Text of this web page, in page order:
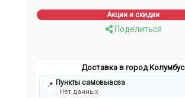
Акции и скидки
Поделиться
Доставка в город Колумбус
📍 Пункты самовывоза
Нет данных